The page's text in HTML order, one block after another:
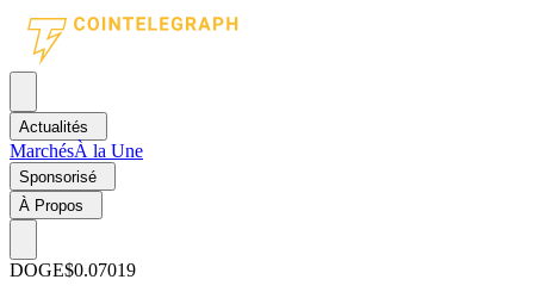
Actualités
MarchésÀ la Une
Sponsorisé
À Propos
DOGE$0.07019